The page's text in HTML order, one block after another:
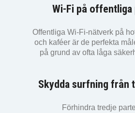
Wi-Fi på offentliga
Offentliga Wi-Fi-nätverk på
och kaféer är de perfekta
på grund av ofta låga
Skydda surfning från
Förhindra tredje